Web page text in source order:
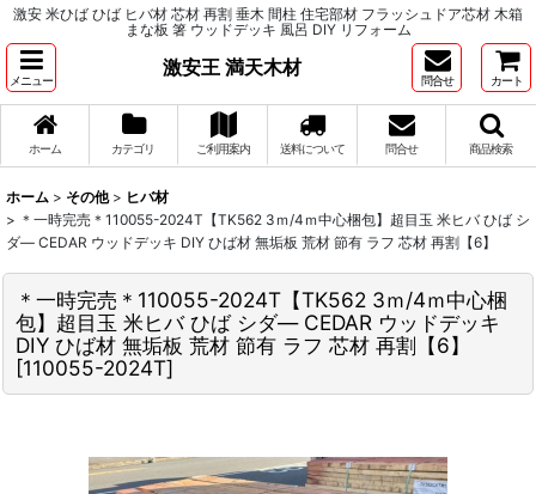
激安 米ひば ひば ヒバ材 芯材 再割 垂木 間柱 住宅部材 フラッシュドア芯材 木箱
まな板 箸 ウッドデッキ 風呂 DIY リフォーム
メニュー
激安王 満天木材
問合せ カート
ホーム カテゴリ ご利用案内 送料について 問合せ 商品検索
ホーム > その他 > ヒバ材
> ＊一時完売＊110055-2024T【TK562 3ｍ/4ｍ中心梱包】超目玉 米ヒバ ひば シ
ダ― CEDAR ウッドデッキ DIY ひば材 無垢板 荒材 節有 ラフ 芯材 再割【6】
＊一時完売＊110055-2024T【TK562 3ｍ/4ｍ中心梱
包】超目玉 米ヒバ ひば シダ― CEDAR ウッドデッキ
DIY ひば材 無垢板 荒材 節有 ラフ 芯材 再割【6】
[110055-2024T]